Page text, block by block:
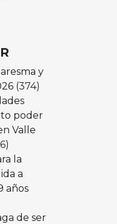
y
(374)
poder
Valle
la
a
años
de ser